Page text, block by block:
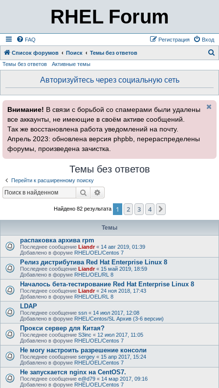
RHEL Forum
FAQ Вход
Регистрация
Список форумов Поиск Темы без ответов
Темы без ответов Активные темы
Авторизуйтесь через социальную сеть
Внимание! В связи с борьбой со спамерами были удалены
все аккаунты, не имеющие в своём активе сообщений.
Так же восстановлена работа уведомлений на почту.
Апрель 2023: обновлена версия phpbb, перераспределены
форумы, произведена зачистка.
Темы без ответов
Перейти к расширенному поиску
Поиск
Найдено 82 результата 1 2 3 4
Темы
распаковка архива rpm
Последнее сообщение Liandr« 14 авг 2019, 01:39
Добавлено в форуме RHEL/OEL/Centos 7
Релиз дистрибутива Red Hat Enterprise Linux 8
Последнее сообщение Liandr« 15 май 2019, 18:59
Добавлено в форуме RHEL/OEL/RL 8
Началось бета-тестирование Red Hat Enterprise Linux 8
Последнее сообщение Liandr« 24 ноя 2018, 17:43
Добавлено в форуме RHEL/OEL/RL 8
LDAP
Последнее сообщение ssn « 14 июл 2017, 12:08
Добавлено в форуме RHEL/Centos/SL Архив (3-6 версии)
Прокси сервер для Китая?
Последнее сообщение S3inc « 12 июл 2017, 11:05
Добавлено в форуме RHEL/OEL/Centos 7
Не могу настроить разрешение консоли
Последнее сообщение sergey « 15 апр 2017, 15:24
Добавлено в форуме RHEL/OEL/Centos 7
Не запускается nginx на CentOS7.
Последнее сообщение e@d79 « 14 мар 2017, 09:16
Добавлено в форуме RHEL/OEL/Centos 7